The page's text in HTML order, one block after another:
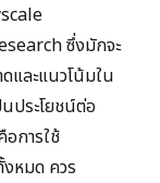
ซึ่งมักจะ
และแนวโน้มใน
ประโยชน์ต่อ
การใช้
หมด ควร